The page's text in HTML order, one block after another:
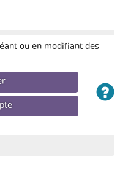
ou en modifiant des